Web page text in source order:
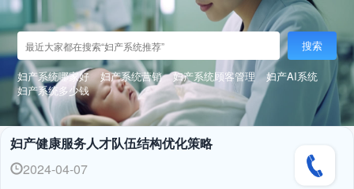
搜索
妇产系统哪家好 妇产系统营销 妇产系统顾客管理
妇产AI系统
妇产系统多少钱
妇产健康服务人才队伍结构优化策略
2024-04-07